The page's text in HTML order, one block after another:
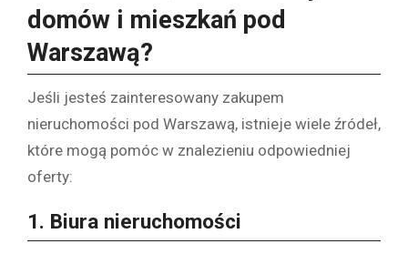
domów i mieszkań pod
Warszawą?
Jeśli jesteś zainteresowany zakupem
nieruchomości pod Warszawą, istnieje wiele źródeł,
które mogą pomóc w znalezieniu odpowiedniej
oferty:
1. Biura nieruchomości